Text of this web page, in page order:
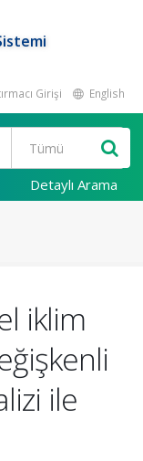
Girişi English
Detaylı Arama
iklim
ile